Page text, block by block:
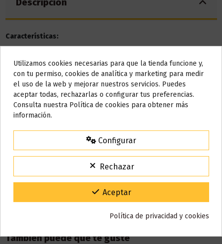
Descripción
Características:
Batería: 350mAh
Peso: 25g
Coil: 1.8ohm
Capacidad: 2ml
Caladas: 600 aprox.
Sabor: melocotón, hielo
Detalles del producto
También puede que te guste
Do not show again.
AVISO IMPORTANTE
Nos tomamos unos días
15% de descuento
Código:VACACIONES15
Gracias por tu paciencia y por seguir confiando en nosotros.
Utilizamos cookies necesarias para que la tienda funcione y,
con tu permiso, cookies de analítica y marketing para medir
el uso de la web y mejorar nuestros servicios. Puedes
aceptar todas, rechazarlas o configurar tus preferencias.
Consulta nuestra Política de cookies para obtener más
información.
Configurar
Rechazar
Aceptar
Política de privacidad y cookies